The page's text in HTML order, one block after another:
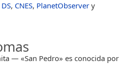
, CNES, PlanetObserver y
— «San Pedro» es conocida por